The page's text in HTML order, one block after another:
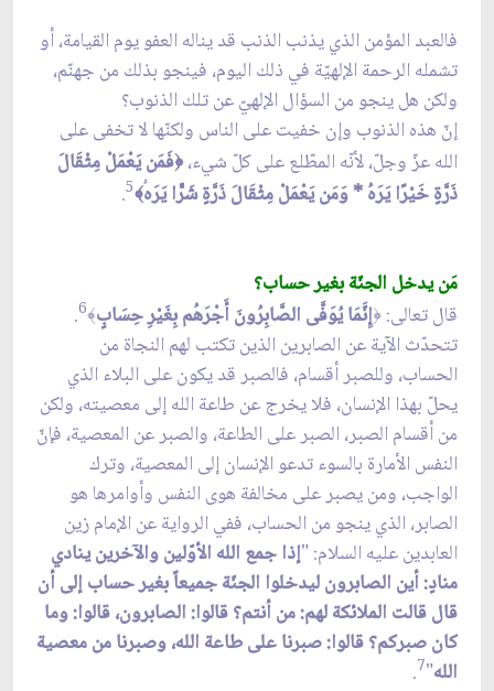
فالعبد المؤمن الذي يذنب الذنب قد يناله العفو يوم القيامة، أو
تشمله الرحمة الإلهيّة في ذلك اليوم، فينجو بذلك من جهنّم،
ولكن هل ينجو من السؤال الإلهيّ عن تلك الذنوب؟
إنّ هذه الذنوب وإن خفيت على الناس ولكنّها لا تخفى على
الله عزّ وجلّ، لأنّه المطّلع على كلّ شيء، ﴿فَمَن يَعْمَلْ مِثْقَالَ
ذَرَّةٍ خَيْرًا يَرَهُ * وَمَن يَعْمَلْ مِثْقَالَ ذَرَّةٍ شَرًّا يَرَه﴾5
.
مَن يدخل الجنّة بغير حساب؟
قال تعالى: ﴿إِنَّمَا يُوَفَّى الصَّابِرُونَ أَجْرَهُم بِغَيْرِ حِسَابٍ﴾6
.
تتحدّث الآية عن الصابرين الذين تكتب لهم النجاة من
الحساب، وللصبر أقسام، فالصبر قد يكون على البلاء الذي
يحلّ بهذا الإنسان، فلا يخرج عن طاعة الله إلى معصيته، ولكن
من أقسام الصبر، الصبر على الطاعة، والصبر عن المعصية، فإنّ
النفس الأمارة بالسوء تدعو الإنسان إلى المعصية، وترك
الواجب، ومن يصبر على مخالفة هوى النفس وأوامرها هو
الصابر، الذي ينجو من الحساب، ففي الرواية عن الإمام زين
العابدين عليه السلام: "إذا جمع الله الأوّلين والآخرين ينادي
منادٍ: أين الصابرون ليدخلوا الجنّة جميعاً بغير حساب إلى أن
قال قالت الملائكة لهم: من أنتم؟ قالوا: الصابرون، قالوا: وما
كان صبركم؟ قالوا: صبرنا على طاعة الله، وصبرنا من معصية
الله"
7
.